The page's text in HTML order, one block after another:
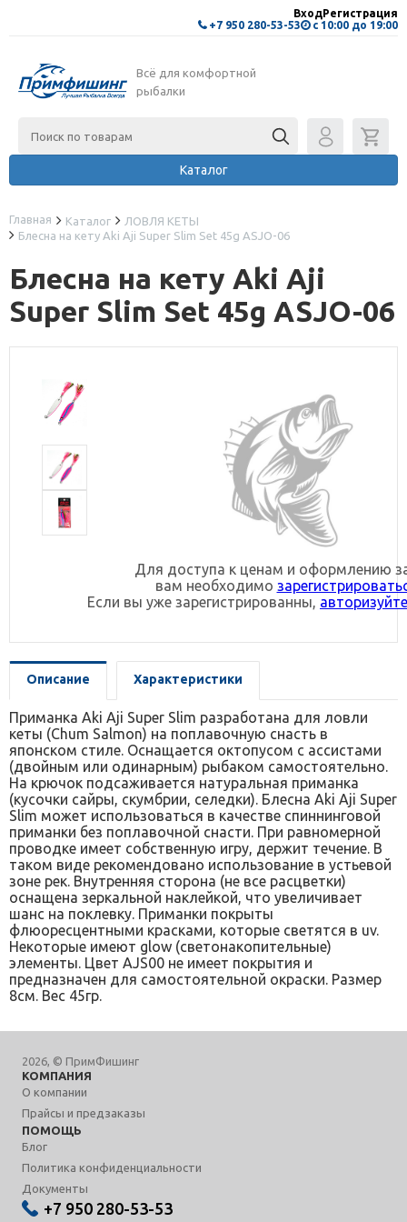
+7 950 280-53-53 с 10:00 до 19:00
ВходРегистрация
Всё для комфортной
рыбалки
Каталог
Главная Каталог
ЛОВЛЯ КЕТЫ
Блесна на кету Aki Aji Super Slim Set 45g ASJO-06
Блесна на кету Aki Aji
Super Slim Set 45g ASJO-06
Для доступа к ценам и оформлению
вам необходимо
Если вы уже зарегистрированны,
Описание Характеристики
Приманка Aki Aji Super Slim разработана для ловли
кеты (Chum Salmon) на поплавочную снасть в
японском стиле. Оснащается октопусом с ассистами
(двойным или одинарным) рыбаком самостоятельно.
На крючок подсаживается натуральная приманка
(кусочки сайры, скумбрии, селедки). Блесна Aki Aji Super
Slim может использоваться в качестве спиннинговой
приманки без поплавочной снасти. При равномерной
проводке имеет собственную игру, держит течение. В
таком виде рекомендовано использование в устьевой
зоне рек. Внутренняя сторона (не все расцветки)
оснащена зеркальной наклейкой, что увеличивает
шанс на поклевку. Приманки покрыты
флюоресцентными красками, которые светятся в uv.
Некоторые имеют glow (светонакопительные)
элементы. Цвет AJS00 не имеет покрытия и
предназначен для самостоятельной окраски. Размер
8см. Вес 45гр.
2026, © ПримФишинг
КОМПАНИЯ
О компании
Прайсы и предзаказы
ПОМОЩЬ
Блог
Политика конфиденциальности
Документы
+7 950 280-53-53